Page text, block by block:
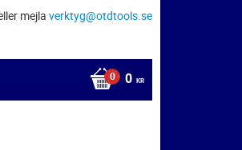
mejla verktyg@otdtools.se
0 KR